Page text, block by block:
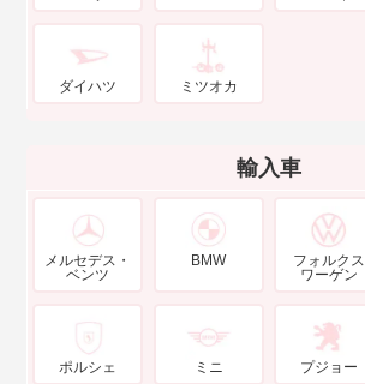
ダイハツ ミツオカ
輸入車
メルセデス・
ベンツ
BMW
フォルクス
ワーゲン
ポルシェ ミニ プジョー